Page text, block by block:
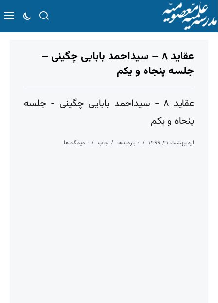
عقاید ۸ – سیداحمد بابایی چگینی –
جلسه پنجاه و یکم
عقاید ۸ - سیداحمد بابایی چگینی - جلسه
پنجاه و یکم
اردیبهشت ۳۱, ۱۳۹۹ ۰ بازدیدها چاپ ۰ دیدگاه ها